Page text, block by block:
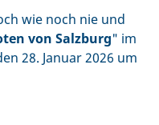
wie noch nie und
von Salzburg" im
28. Januar 2026 um